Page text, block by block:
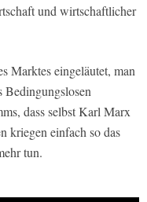
und wirtschaftlicher
Marktes eingeläutet, man
Bedingungslosen
dass selbst Karl Marx
kriegen einfach so das
tun.